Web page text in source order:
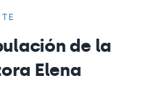
de la
Elena